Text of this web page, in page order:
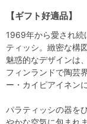
【ギフト好適品】
1969年から愛され続
ティッシ。緻密な構
魅惑的なデザインは
フィンランドで陶芸
ー・カイピアイネン
パラティッシの器を
やかな空気に包まれま